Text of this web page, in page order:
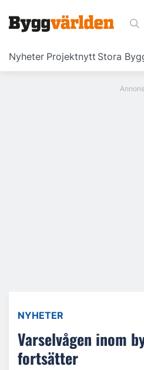
Nyheter Projektnytt Stora
NYHETER
Varselvågen inom
fortsätter